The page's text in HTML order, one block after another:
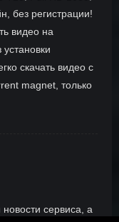
без регистрации!
видео на
скачать видео с
magnet, только
сервиса, а